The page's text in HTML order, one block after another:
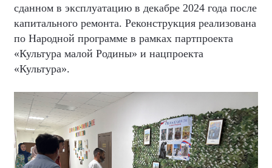
сданном в эксплуатацию в декабре 2024 года после
капитального ремонта. Реконструкция реализована
по Народной программе в рамках партпроекта
«Культура малой Родины» и нацпроекта
«Культура».